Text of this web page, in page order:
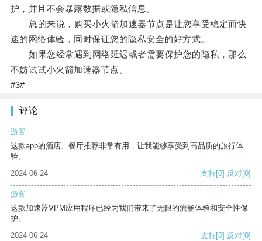
护，并且不会暴露数据或隐私信息。
总的来说，购买小火箭加速器节点是让您享受稳定而快
速的网络体验，同时保证您的隐私安全的好方式。
如果您经常遇到网络延迟或者需要保护您的隐私，那么
不妨试试小火箭加速器节点。
#3#
评论
游客
这款app的酒店、餐厅推荐非常有用，让我能够享受到高品质的旅行体
验。
2024-06-24
支持[0] 反对[0]
游客
这款加速器VPM应用程序已经为我们带来了无限的流畅体验和安全性保
护。
2024-06-24
支持[0] 反对[0]